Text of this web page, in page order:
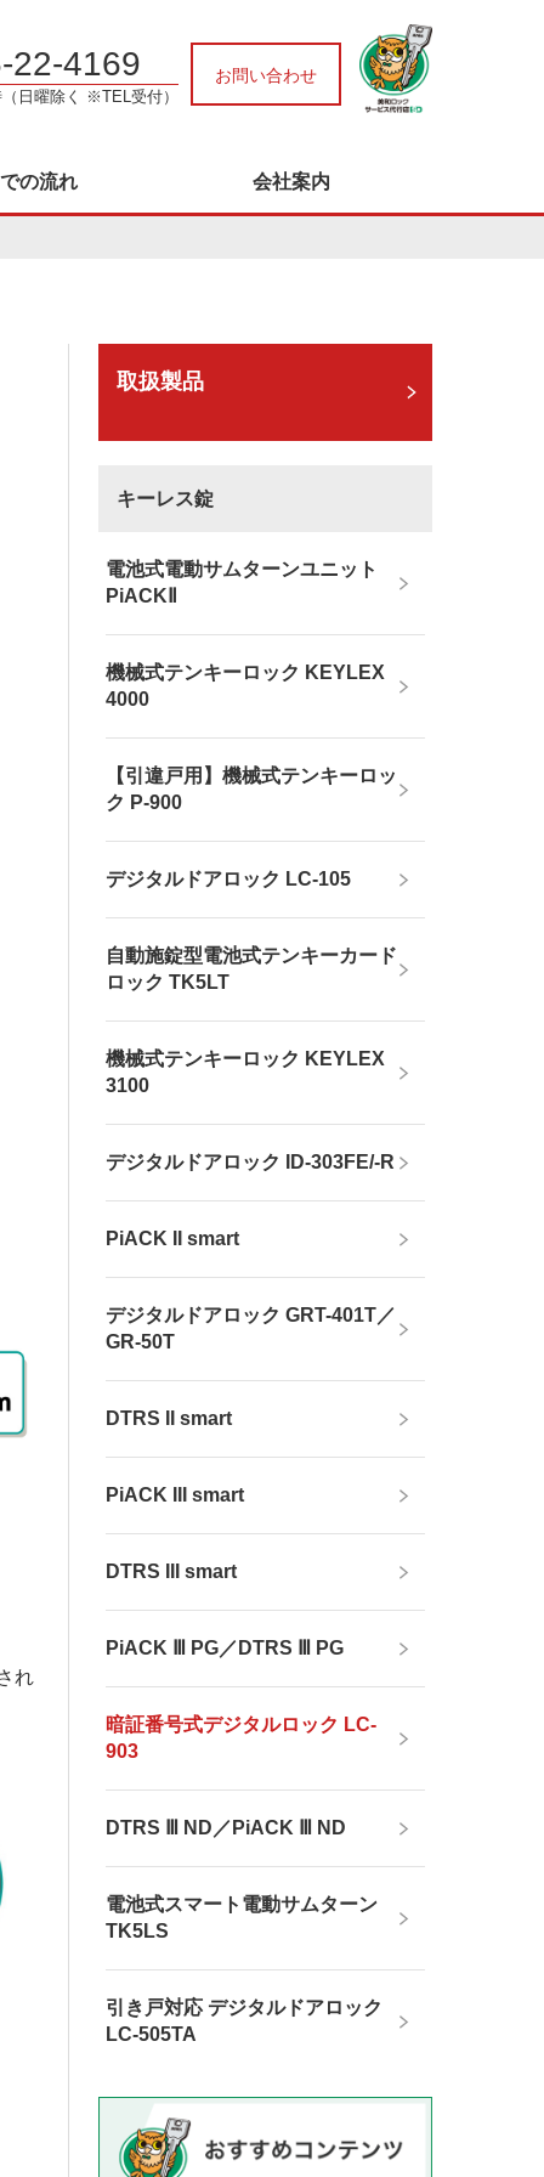
22-4169
日曜除く ※TEL受付）
お問い合わせ
の流れ 会社案内
れ
取扱製品
キーレス錠
電池式電動サムターンユニット
PiACKⅡ
機械式テンキーロック KEYLEX
4000
【引違戸用】機械式テンキーロッ
ク P-900
デジタルドアロック LC-105
自動施錠型電池式テンキーカード
ロック TK5LT
機械式テンキーロック KEYLEX
3100
デジタルドアロック ID-303FE/-R
PiACK II smart
デジタルドアロック GRT-401T／
GR-50T
DTRS II smart
PiACK III smart
DTRS III smart
PiACK Ⅲ PG／DTRS Ⅲ PG
暗証番号式デジタルロック LC-
903
DTRS Ⅲ ND／PiACK Ⅲ ND
電池式スマート電動サムターン
TK5LS
引き戸対応 デジタルドアロック
LC-505TA